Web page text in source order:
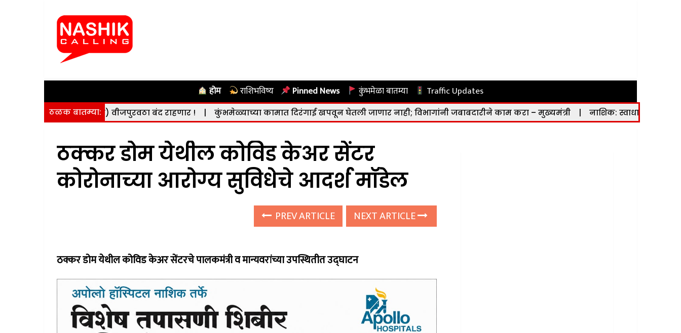
होम राशिभविष्य Pinned News कुंभमेळा बातम्या Traffic Updates
ठळक बातम्या:
8 ऑगस्ट) वीजपुरवठा बंद राहणार ! | कुंभमेळ्याच्या कामात दिरंगाई खपवून घेतली जाणार नाही; विभागांनी जबाबदारीने काम करा – मुख्यमंत्री | नाशिक: स्वाधार योजनेच्या लाभार्थ्यांनी
ठक्कर डोम येथील कोविड केअर सेंटर
कोरोनाच्या आरोग्य सुविधेचे आदर्श मॉडेल
PREV ARTICLE NEXT ARTICLE
ठक्कर डोम येथील कोविड केअर सेंटरचे पालकमंत्री व मान्यवरांच्या उपस्थितीत उद्घाटन